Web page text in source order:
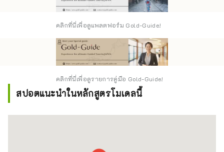
คลิกที่นี่เพื่อดูแพลตฟอร์ม Gold-Guide!
คลิกที่นี่เพื่อดูรายการคู่มือ Gold-Guide!
สปอตแนะนำในหลักสูตรโมเดลนี้